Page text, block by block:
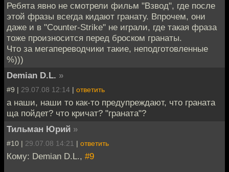
Ребята явно не смотрели фильм "Взвод", где после
этой фразы всегда кидают гранату. Впрочем, они
даже и в "Сounter-Strike" не играли, где такая фраза
тоже произносится перед броском гранаты.
Что за мегапереводчики такие, неподготовленные
%)))
Demian D.L. »
#9 | 29.07.08 12:14 | ответить
а наши, наши то как-то предупреждают, что граната
ща пойдет? что кричат? "граната"?
Тильман Юрий »
#10 | 29.07.08 14:21 | ответить
Кому: Demian D.L., #9